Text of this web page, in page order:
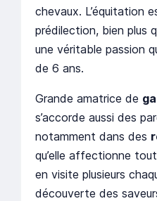
chevaux. L’équitation
prédilection, bien plus
une véritable passion
de 6 ans.
Grande amatrice de
s’accorde aussi des
notamment dans des
qu’elle affectionne
en visite plusieurs
découverte des